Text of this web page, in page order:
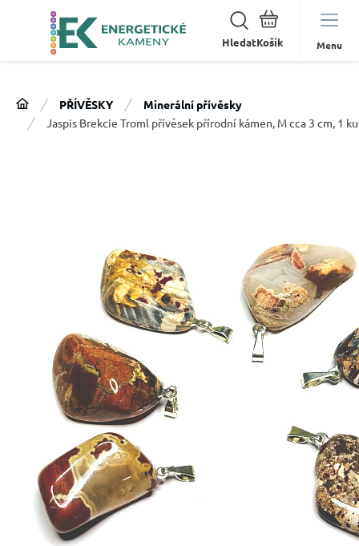
Hledat Menu
PŘÍVĚSKY
Minerální přívěsky
Jaspis Brekcie Troml přívěsek přírodní kámen, M cca 3 cm, 1